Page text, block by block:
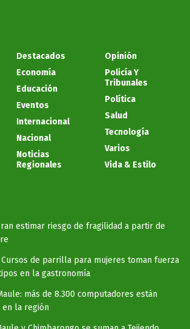
Destacados
Economía
Educación
Eventos
Internacional
Nacional
Noticias
Regionales
Opinión
Policía Y
Tribunales
Política
Salud
Tecnología
Varios
Vida & Estilo
estimar riesgo de fragilidad a partir de
de parrilla para mujeres toman fuerza
en la gastronomía
más de 8.300 computadores están
la región